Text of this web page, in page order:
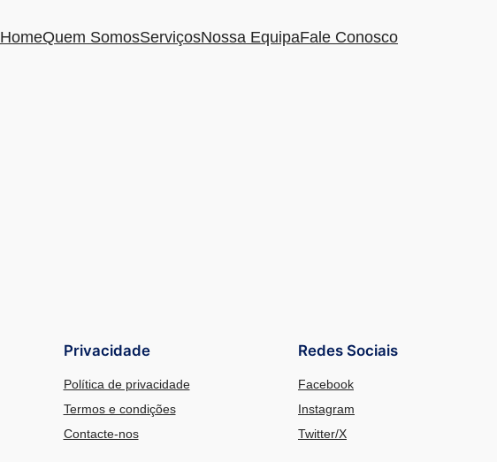
HomeQuem SomosServiçosNossa EquipaFale Conosco
Privacidade
Política de privacidade
Termos e condições
Contacte-nos
Redes Sociais
Facebook
Instagram
Twitter/X